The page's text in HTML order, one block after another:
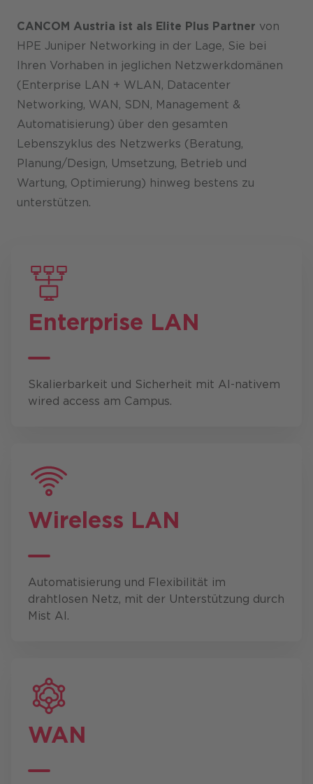
CANCOM Austria ist als Elite Plus Partner von
HPE Juniper Networking in der Lage, Sie bei
Ihren Vorhaben in jeglichen Netzwerkdomänen
(Enterprise LAN + WLAN, Datacenter
Networking, WAN, SDN, Management &
Automatisierung) über den gesamten
Lebenszyklus des Netzwerks (Beratung,
Planung/Design, Umsetzung, Betrieb und
Wartung, Optimierung) hinweg bestens zu
unterstützen.
Enterprise LAN
Skalierbarkeit und Sicherheit mit AI-nativem
wired access am Campus.
Wireless LAN
Automatisierung und Flexibilität im
drahtlosen Netz, mit der Unterstützung durch
Mist AI.
WAN